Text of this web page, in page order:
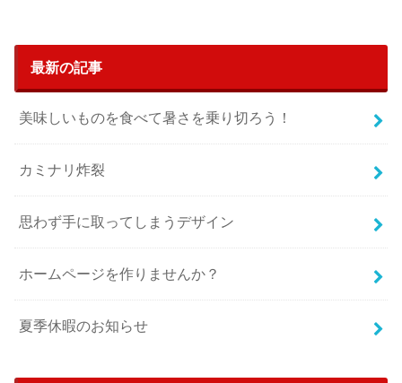
最新の記事
美味しいものを食べて暑さを乗り切ろう！
カミナリ炸裂
思わず手に取ってしまうデザイン
ホームページを作りませんか？
夏季休暇のお知らせ